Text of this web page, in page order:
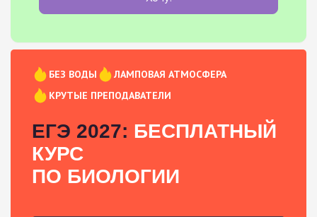
БЕЗ ВОДЫ
ЛАМПОВАЯ АТМОСФЕРА
КРУТЫЕ ПРЕПОДАВАТЕЛИ
ЕГЭ 2027: БЕСПЛАТНЫЙ
КУРС
ПО БИОЛОГИИ